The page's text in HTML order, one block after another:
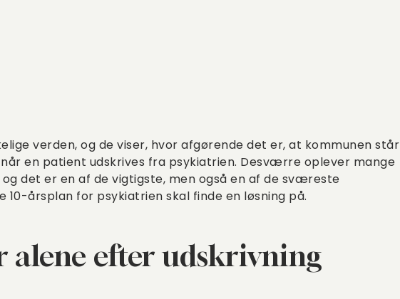
verden, og de viser, hvor afgørende det er, at kommunen står
en patient udskrives fra psykiatrien. Desværre oplever mange
det er en af de vigtigste, men også en af de sværeste
10-årsplan for psykiatrien skal finde en løsning på.
alene efter udskrivning